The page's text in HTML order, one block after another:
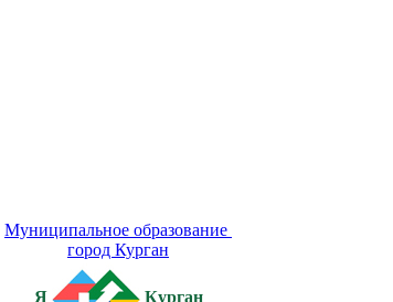
Муниципальное образование
город Курган
Я Курган